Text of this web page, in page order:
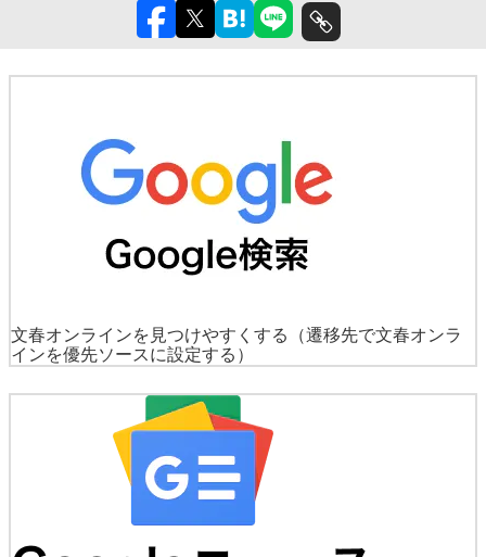
文春オンラインを見つけやすくする
（遷移先で文春オンラ
インを優先ソースに設定する）